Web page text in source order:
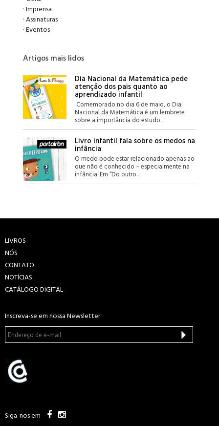
·Imprensa
·Assinaturas
·Eventos
Artigos mais lidos
Dia Nacional da Matemática pede
atenção dos pais quanto ao
aprendizado infantil
Comemorado no dia 6 de maio, o Dia
Nacional da Matemática é um lembrete
sobre a importância do estudo...
Livro infantil fala sobre os medos na
infância
O medo pode estar relacionado apenas ao
que não é conhecido – especialmente na
infância. Em “Do outro...
LIVROS
NÓS
CONTATO
NOTÍCIAS
CATÁLOGO DIGITAL
Inscreva-se em nossa Newsletter
Siga-nos em